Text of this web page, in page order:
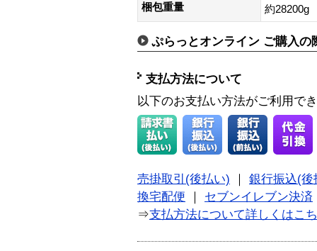
梱包重量
約28200g
ぷらっとオンライン ご購入の
支払方法について
以下のお支払い方法がご利用で
売掛取引(後払い)
銀行振込(後
換宅配便
セブンイレブン決済
⇒支払方法について詳しくはこ